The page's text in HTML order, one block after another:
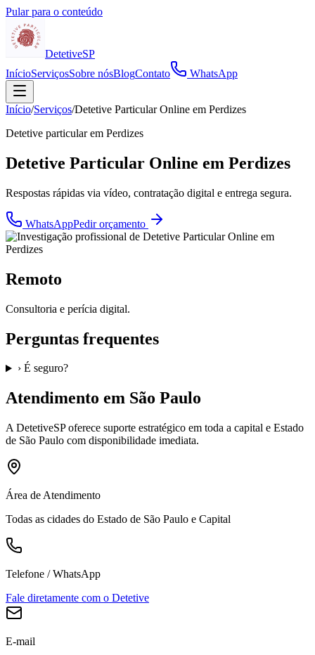
Pular para o conteúdo
DetetiveSP
InícioServiçosSobre nósBlogContato WhatsApp
Início/Serviços/Detetive Particular Online em Perdizes
Detetive particular em Perdizes
Detetive Particular Online em Perdizes
Respostas rápidas via vídeo, contratação digital e entrega segura.
WhatsAppPedir orçamento
Remoto
Consultoria e perícia digital.
Perguntas frequentes
› É seguro?
Atendimento em São Paulo
A DetetiveSPoferece suporte estratégico em toda a capital e Estado
de São Paulo com disponibilidade imediata.
Área de Atendimento
Todas as cidades do Estado de São Paulo e Capital
Telefone / WhatsApp
Fale diretamente com o Detetive
E-mail